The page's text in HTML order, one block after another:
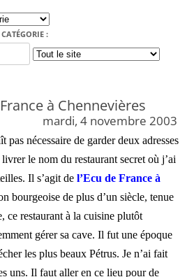
:
à Chennevières
mardi, 4 novembre 2003
pas nécessaire de garder deux adresses
le nom du restaurant secret où j’ai
Il s’agit de l’Ecu de France à
bourgeoise de plus d’un siècle, tenue
ce restaurant à la cuisine plutôt
gérer sa cave. Il fut une époque
les plus beaux Pétrus. Je n’ai fait
uns. Il faut aller en ce lieu pour de